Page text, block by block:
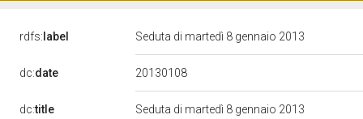
rdfs: label Seduta di martedì 8 gennaio 2013
dc:date 20130108
dc:title Seduta di martedì 8 gennaio 2013